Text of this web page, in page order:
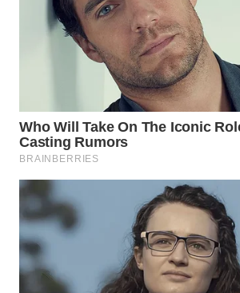
METRO
SIANTAR
NEWS
METRO
JAKARTA
NEWS
KRT
NEWS